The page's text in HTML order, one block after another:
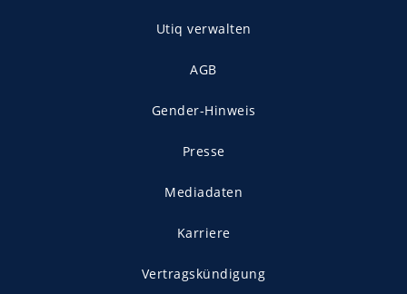
Utiq verwalten
AGB
Gender-Hinweis
Presse
Mediadaten
Karriere
Vertragskündigung